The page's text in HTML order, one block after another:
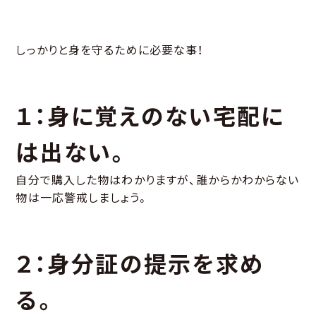
しっかりと身を守るために必要な事！
１：身に覚えのない宅配に
は出ない。
自分で購入した物はわかりますが、誰からかわからない
物は一応警戒しましょう。
２：身分証の提示を求め
る。